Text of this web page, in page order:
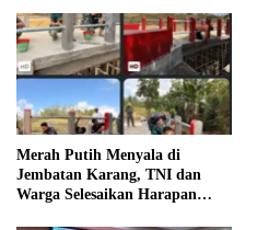
Merah Putih Menyala di
Jembatan Karang, TNI dan
Warga Selesaikan Harapan